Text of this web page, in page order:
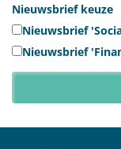
Nieuwsbrief keuze
Nieuwsbrief
Nieuwsbrief